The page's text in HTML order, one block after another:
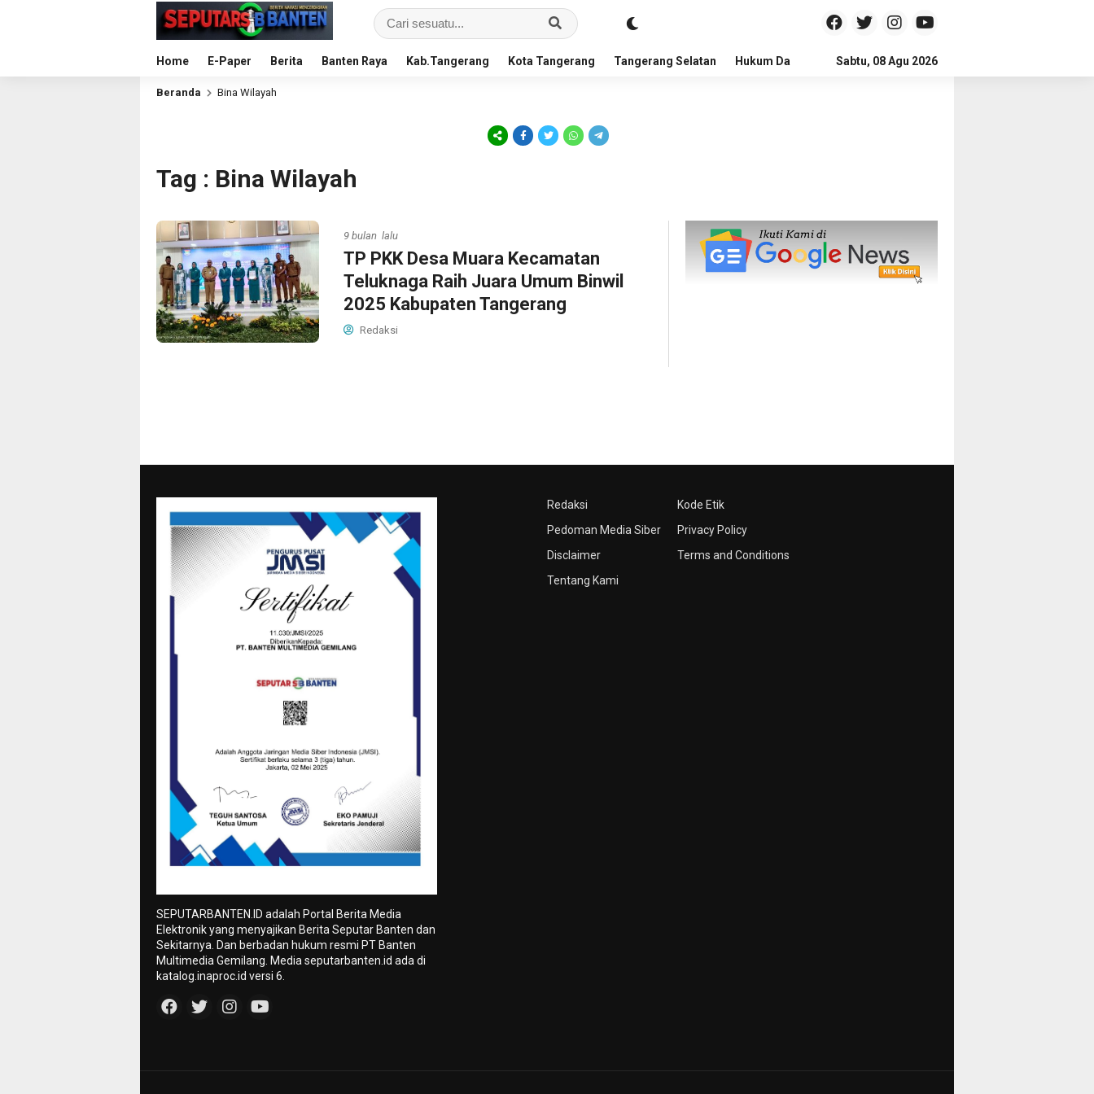
Home E-Paper Berita Banten Raya Kab.Tangerang Kota Tangerang Tangerang Selatan Hukum Dan Kriminal Politik Pendidikan
Sabtu, 08 Agu 2026
Beranda Bina Wilayah
Tag : Bina Wilayah
9 bulan lalu
TP PKK Desa Muara Kecamatan
Teluknaga Raih Juara Umum Binwil
2025 Kabupaten Tangerang
Redaksi
Redaksi
Pedoman Media Siber
Disclaimer
Tentang Kami
Kode Etik
Privacy Policy
Terms and Conditions
SEPUTARBANTEN.ID adalah Portal Berita Media
Elektronik yang menyajikan Berita Seputar Banten dan
Sekitarnya. Dan berbadan hukum resmi PT Banten
Multimedia Gemilang. Media seputarbanten.id ada di
katalog.inaproc.id versi 6.